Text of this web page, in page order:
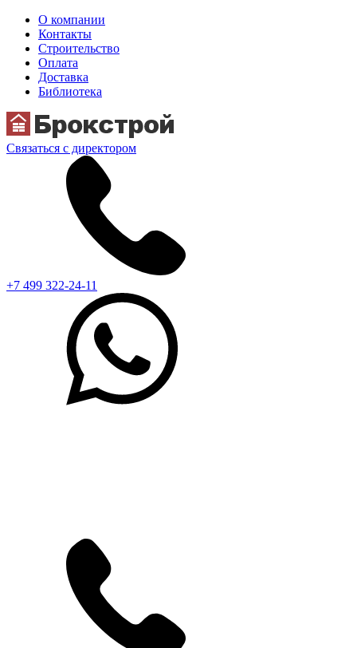
О компании
Контакты
Строительство
Оплата
Доставка
Библиотека
Связаться с директором
+7 499 322-24-11